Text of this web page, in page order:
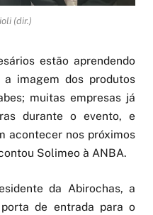
(dir.)
estão aprendendo
imagem dos produtos
muitas empresas já
durante o evento, e
acontecer nos próximos
Solimeo à ANBA.
da Abirochas, a
de entrada para o